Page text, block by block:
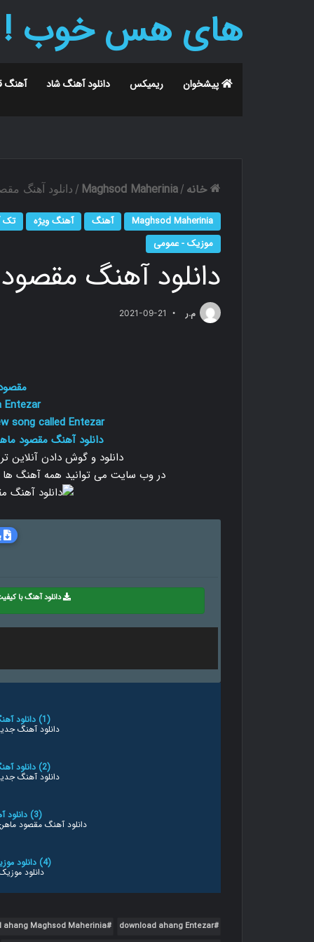
های هس خوب !
پیشخوان ریمیکس دانلود آهنگ شاد آهنگ
خانه /
Maghsod Maherinia
/ دانلود آهنگ
Maghsod Maherinia آهنگ آهنگ ویژه تک
موزیک - عمومی
دانلود آهنگ مقصود
م.ر 2021-09-21
Entezar
song called Entezar
دانلود آهنگ مقصود
دانلود و گوش دادن آنلاین
در وب سایت می توانید همه آهنگ ها را با
دانلود آهنگ با کیفیت
(1) دانلود آهنگ جدید مقصود ماهری نیا به
دانلود آهنگ
(2) دانلود آهنگ جدید مقصود ماهری نیا به
دانلود آهنگ
(3) دانلود آهنگ مقصود ماهری نیا بنام
دانلود آهنگ مقصود
(4) دانلود موزیک جدید میثم جلالی چشمات
دانلود
دانلود آهنگ جدید محسن download ahang Entezar
ahang Maghsod Maherinia